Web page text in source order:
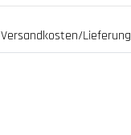
Versandkosten/Lieferung